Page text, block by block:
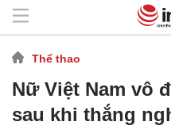
Thể thao
Nữ Việt Nam vô
sau khi thắng